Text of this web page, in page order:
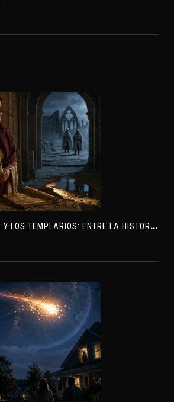
M
ARÍA MAGDALENA Y LOS TEMPLARIOS: ENTRE LA HISTORIA Y EL MISTERIO